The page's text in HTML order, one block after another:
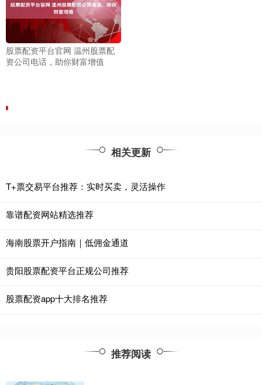
股票配资平台官网 温州股票配
资公司电话，助你财富增值
相关更新
T+票交易平台推荐：实时买卖，灵活操作
靠谱配资网站精选推荐
海南股票开户指南｜低佣金通道
贵阳股票配资平台正规公司推荐
股票配资app十大排名推荐
推荐阅读